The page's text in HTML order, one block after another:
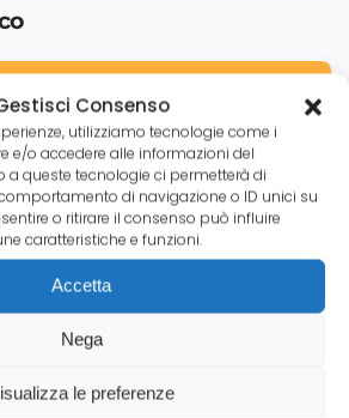
Consenso
utilizziamo tecnologie come i
e/o accedere alle informazioni del
a queste tecnologie ci permetterà di
di navigazione o ID unici su
o ritirare il consenso può influire
caratteristiche e funzioni.
Accetta
Nega
le preferenze
News
Commerciale